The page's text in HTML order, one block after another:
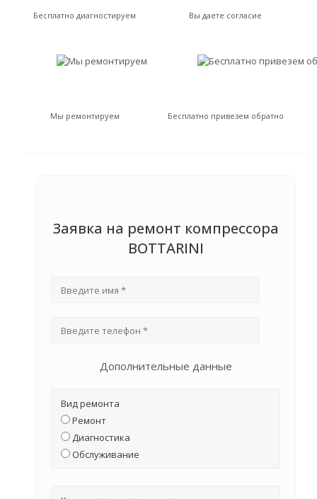
Бесплатно диагностируем Вы даете согласие
Мы ремонтируем Бесплатно привезем обратно
Заявка на ремонт компрессора
BOTTARINI
Дополнительные данные
Вид ремонта
Ремонт
Диагностика
Обслуживание